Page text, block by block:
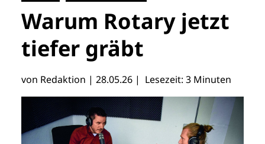
Warum Rotary jetzt
tiefer gräbt
von Redaktion | 28.05.26 | Lesezeit: 3 Minuten